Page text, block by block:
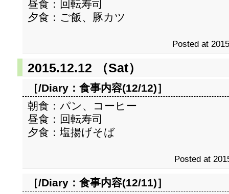
昼食：回転寿司
夕食：ご飯、豚カツ
Posted at
2015.12.12 （Sat）
［/Diary： 食事内容(12/12)］
朝食：パン、コーヒー
昼食：回転寿司
夕食：塩揚げそば
Posted at
［/Diary： 食事内容(12/11)］